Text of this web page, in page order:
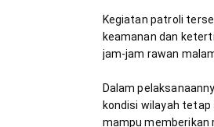
Kegiatan patroli
keamanan dan
Dalam
kondisi wilayah